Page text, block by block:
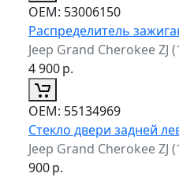
ОЕМ: 53006150
Распределитель
Jeep Grand Cherokee ZJ
4 900р.
ОЕМ: 55134969
Стекло двери задней
Jeep Grand Cherokee ZJ
900р.